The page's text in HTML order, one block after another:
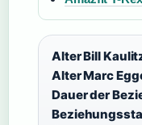
Alter Bill
Alter Marc
Dauer der